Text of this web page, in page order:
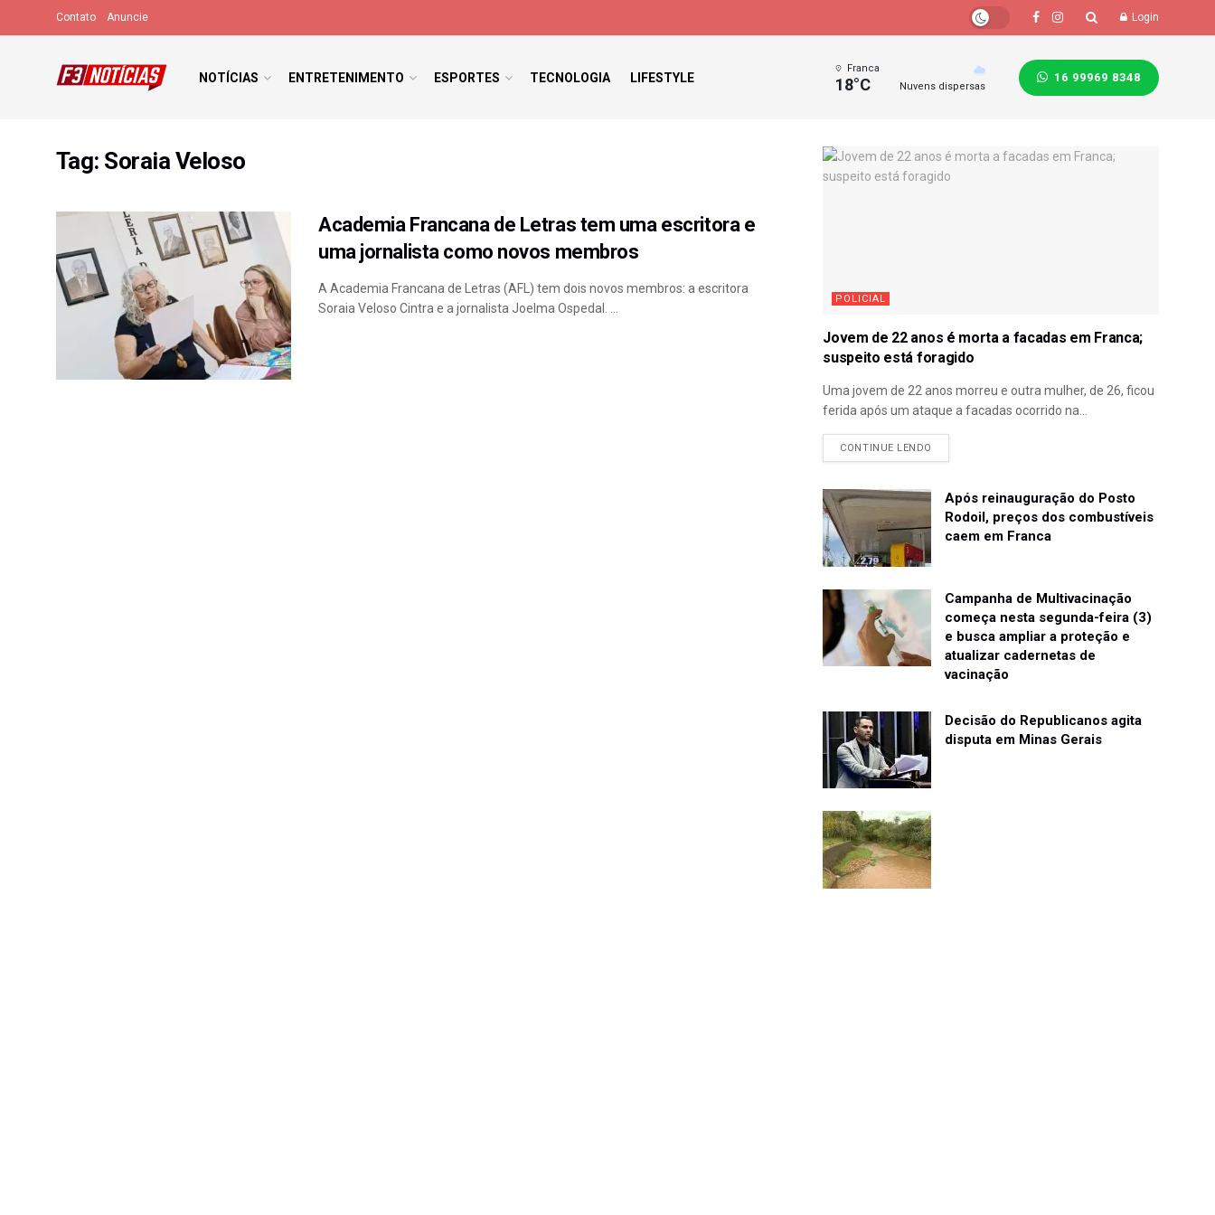
Contato Anuncie Login
NOTÍCIAS ENTRETENIMENTO ESPORTES TECNOLOGIA LIFESTYLE
Franca
18°C Nuvens dispersas
16 99969 8348
Tag: Soraia Veloso
Academia Francana de Letras tem uma escritora e
uma jornalista como novos membros
A Academia Francana de Letras (AFL) tem dois novos membros: a escritora
Soraia Veloso Cintra e a jornalista Joelma Ospedal. ...
POLICIAL
Jovem de 22 anos é morta a facadas em Franca;
suspeito está foragido
Uma jovem de 22 anos morreu e outra mulher, de 26, ficou
ferida após um ataque a facadas ocorrido na...
CONTINUE LENDO
Após reinauguração do Posto
Rodoil, preços dos combustíveis
caem em Franca
Campanha de Multivacinação
começa nesta segunda-feira (3)
e busca ampliar a proteção e
atualizar cadernetas de
vacinação
Decisão do Republicanos agita
disputa em Minas Gerais